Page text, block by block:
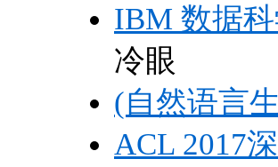
IBM 数据
冷眼
(自然语言
ACL 2017